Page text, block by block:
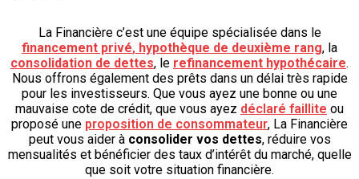
La Financière c’est une équipe spécialisée dans le
financement privé, hypothèque de deuxième rang, la
consolidation de dettes, le refinancement hypothécaire.
Nous offrons également des prêts dans un délai très rapide
pour les investisseurs. Que vous ayez une bonne ou une
mauvaise cote de crédit, que vous ayez déclaré faillite ou
proposé une proposition de consommateur, La Financière
peut vous aider à consolider vos dettes, réduire vos
mensualités et bénéficier des taux d’intérêt du marché, quelle
que soit votre situation financière.